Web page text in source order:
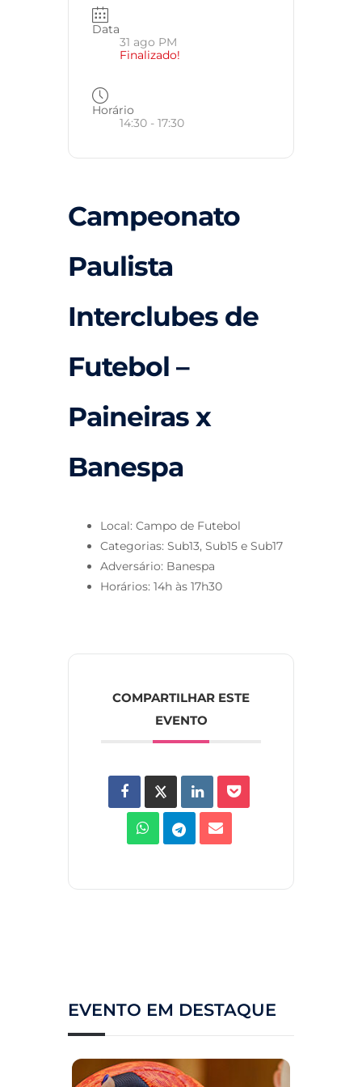
Data
31 ago PM
Finalizado!
Horário
14:30 - 17:30
Campeonato
Paulista
Interclubes de
Futebol –
Paineiras x
Banespa
Local: Campo de Futebol
Categorias: Sub13, Sub15 e Sub17
Adversário: Banespa
Horários: 14h às 17h30
COMPARTILHAR ESTE
EVENTO
EVENTO EM DESTAQUE